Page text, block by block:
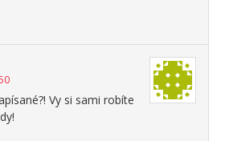
Vy si sami robíte